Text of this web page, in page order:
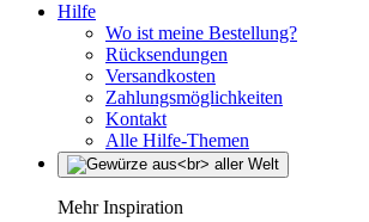
Hilfe
Wo ist meine Bestellung?
Rücksendungen
Versandkosten
Zahlungsmöglichkeiten
Kontakt
Alle Hilfe-Themen
Mehr Inspiration